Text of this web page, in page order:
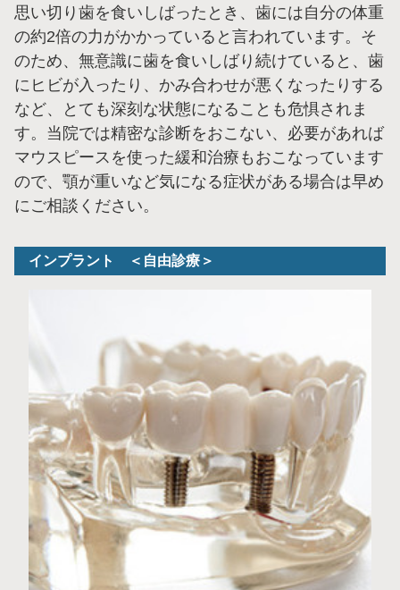
思い切り歯を食いしばったとき、歯には自分の体重
の約2倍の力がかかっていると言われています。そ
のため、無意識に歯を食いしばり続けていると、歯
にヒビが入ったり、かみ合わせが悪くなったりする
など、とても深刻な状態になることも危惧されま
す。当院では精密な診断をおこない、必要があれば
マウスピースを使った緩和治療もおこなっています
ので、顎が重いなど気になる症状がある場合は早め
にご相談ください。
インプラント ＜自由診療＞